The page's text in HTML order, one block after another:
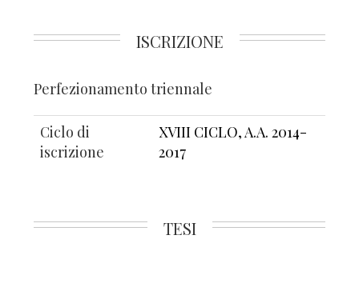
ISCRIZIONE
Perfezionamento triennale
Ciclo di
iscrizione
XVIII CICLO, A.A. 2014-
2017
TESI